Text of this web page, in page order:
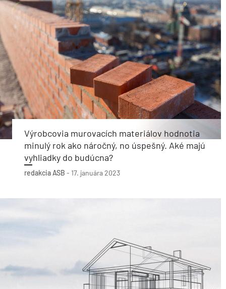
Výrobcovia murovacích materiálov hodnotia
minulý rok ako náročný, no úspešný. Aké majú
vyhliadky do budúcna?
redakcia ASB - 17. januára 2023